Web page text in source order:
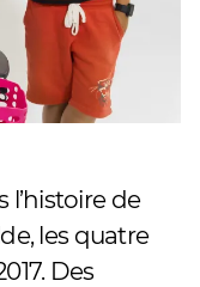
l’histoire de
les quatre
Des